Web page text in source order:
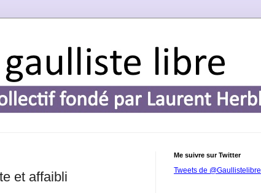
et affaibli
Me suivre sur Twitter
Tweets de @Gaullistelibre